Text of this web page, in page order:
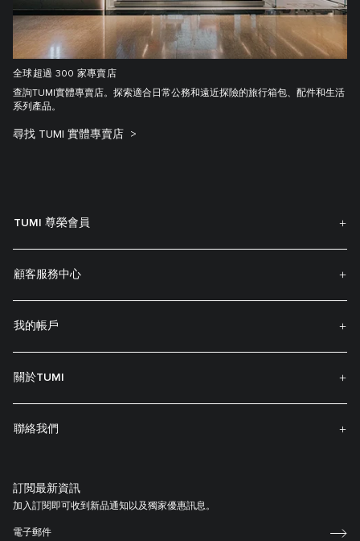
全球超過 300 家專賣店
查詢TUMI實體專賣店。探索適合日常公務和遠近探險的旅行箱包、配件和生活
系列產品。
尋找 TUMI 實體專賣店
TUMI 尊榮會員
顧客服務中心
我的帳戶
關於TUMI
聯絡我們
訂閲最新資訊
加入訂閱即可收到新品通知以及獨家優惠訊息。